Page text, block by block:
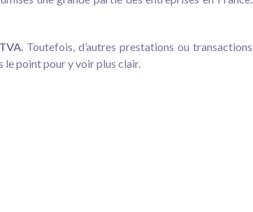
. Toutefois, d’autres prestations ou transactions
le point pour y voir plus clair.